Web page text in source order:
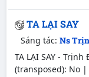
TA LẠI SAY
Sáng tác: Ns
TA LẠI SAY -
(transposed): No